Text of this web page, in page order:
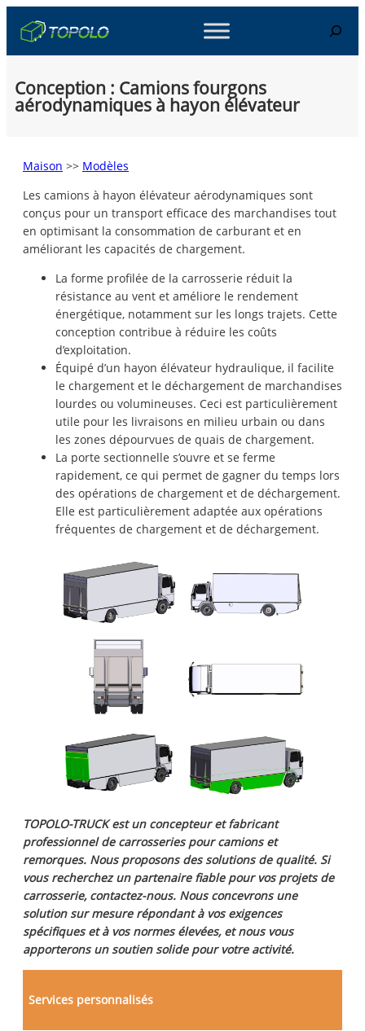
Search
Conception : Camions fourgons
aérodynamiques à hayon élévateur
Maison >> Modèles
Les camions à hayon élévateur aérodynamiques sont
conçus pour un transport efficace des marchandises tout
en optimisant la consommation de carburant et en
améliorant les capacités de chargement.
La forme profilée de la carrosserie réduit la
résistance au vent et améliore le rendement
énergétique, notamment sur les longs trajets. Cette
conception contribue à réduire les coûts
d’exploitation.
Équipé d’un hayon élévateur hydraulique, il facilite
le chargement et le déchargement de marchandises
lourdes ou volumineuses. Ceci est particulièrement
utile pour les livraisons en milieu urbain ou dans
les zones dépourvues de quais de chargement.
La porte sectionnelle s’ouvre et se ferme
rapidement, ce qui permet de gagner du temps lors
des opérations de chargement et de déchargement.
Elle est particulièrement adaptée aux opérations
fréquentes de chargement et de déchargement.
TOPOLO-TRUCK est un concepteur et fabricant
professionnel de carrosseries pour camions et
remorques. Nous proposons des solutions de qualité. Si
vous recherchez un partenaire fiable pour vos projets de
carrosserie, contactez-nous. Nous concevrons une
solution sur mesure répondant à vos exigences
spécifiques et à vos normes élevées, et nous vous
apporterons un soutien solide pour votre activité.
Services personnalisés